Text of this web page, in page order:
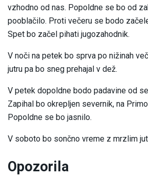
vzhodno od nas. Popoldne se bo od
pooblačilo. Proti večeru se bodo
Spet bo začel pihati jugozahodnik.
V noči na petek bo sprva po nižinah
jutru pa bo sneg prehajal v dež.
V petek dopoldne bodo padavine od
Zapihal bo okrepljen severnik, na
Popoldne se bo jasnilo.
V soboto bo sončno vreme z mrzlim
Opozorila